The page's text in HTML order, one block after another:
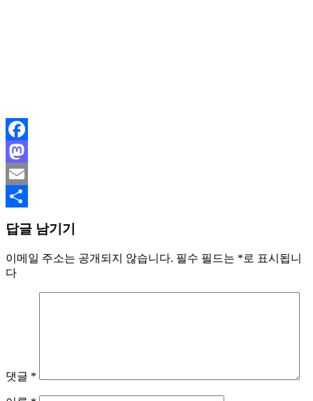
Facebook
Mastodon
Email
답글 남기기
이메일 주소는 공개되지 않습니다. 필수 필드는 *로 표시됩니
다
댓글 *